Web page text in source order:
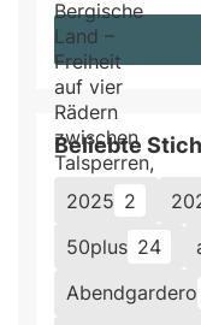
Beliebte
2025 2
50plus 24
Abendgardero